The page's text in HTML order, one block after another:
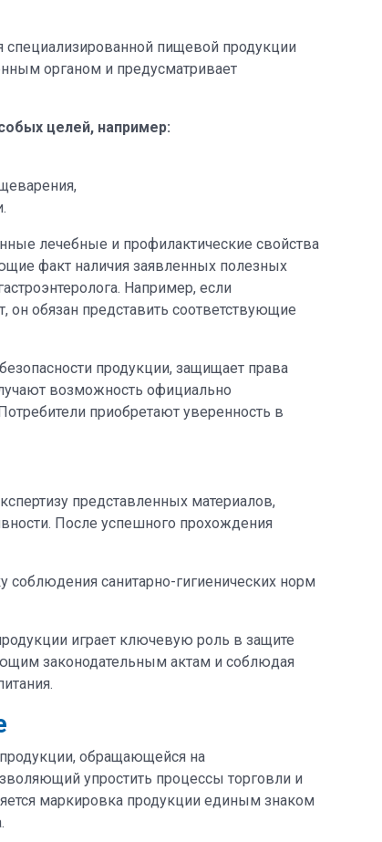
специализированной пищевой продукции
органом и предусматривает
целей, например:
лечебные и профилактические свойства
факт наличия заявленных полезных
Например, если
обязан представить соответствующие
продукции, защищает права
возможность официально
приобретают уверенность в
представленных материалов,
После успешного прохождения
соблюдения санитарно-гигиенических норм
играет ключевую роль в защите
законодательным актам и соблюдая
обращающейся на
упростить процессы торговли и
маркировка продукции единым знаком